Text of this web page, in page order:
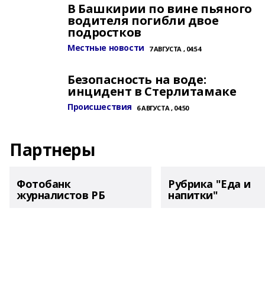
В Башкирии по вине пьяного
водителя погибли двое
подростков
Местные новости 7 АВГУСТА , 04:54
Безопасность на воде:
инцидент в Стерлитамаке
Происшествия 6 АВГУСТА , 04:50
Партнеры
Фотобанк
журналистов РБ
Рубрика "Еда и
напитки"